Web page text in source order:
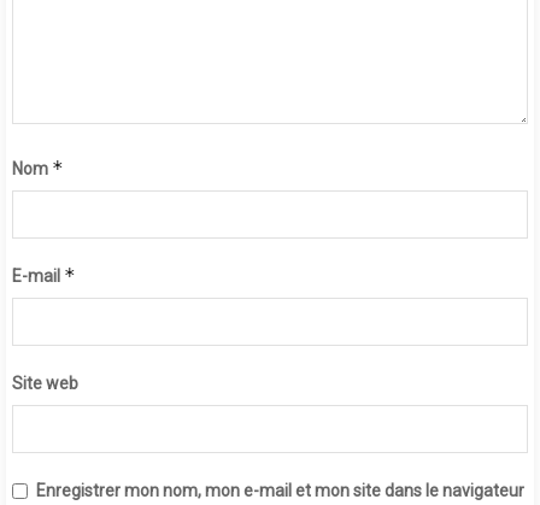
Nom *
E-mail *
Site web
Enregistrer mon nom, mon e-mail et mon site dans le navigateur